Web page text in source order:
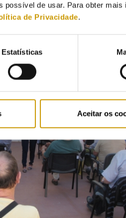
possível de usar. Para obter mais
de Privacidade.
Estatísticas
Aceitar os